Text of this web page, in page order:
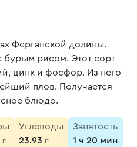
Ферганской долины.
бурым рисом. Этот сорт
цинк и фосфор. Из него
плов. Получается
блюдо.
г
Углеводы
23.93 г
Занятость
1 ч 20 мин